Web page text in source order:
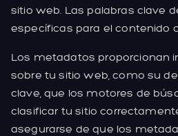
sitio web. Las palabras clave
específicas para el contenido
Los metadatos proporcionan
sobre tu sitio web, como su
clave, que los motores de
clasificar tu sitio
asegurarse de que los